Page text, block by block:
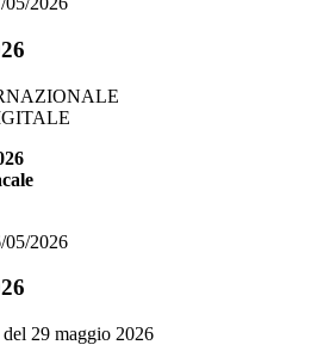
05/2026
29 maggio 2026